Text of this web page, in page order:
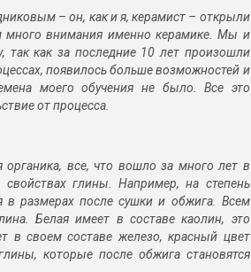
– он, как и я, керамист – открыли
много внимания именно керамике. Мы и
так как за последние 10 лет произошли
появилось больше возможностей и
моего обучения не было. Все это
от процесса.
все, что вошло за много лет в
глины. Например, на степень
в размерах после сушки и обжига. Всем
Белая имеет в составе каолин, это
в своем составе железо, красный цвет
которые после обжига становятся